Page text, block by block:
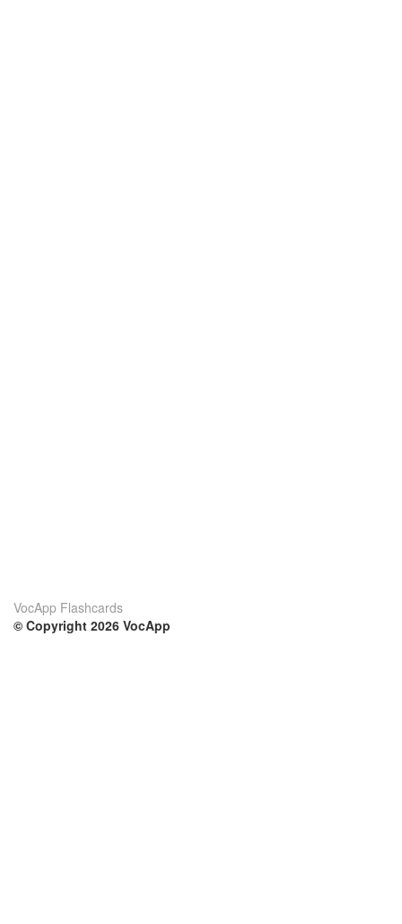
VocApp Flashcards
© Copyright 2026 VocApp